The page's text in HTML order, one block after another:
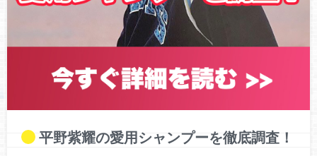
平野紫耀の愛用シャンプーを徹底調査！